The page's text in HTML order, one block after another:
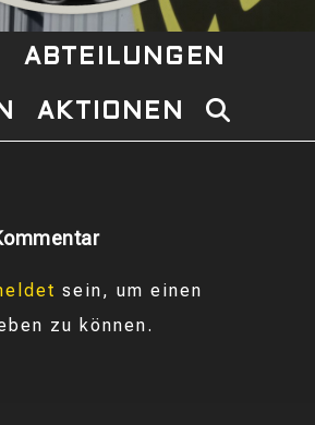
ABTEILUNGEN
AKTIONEN WEBSITE-
sein, um einen
zu können.